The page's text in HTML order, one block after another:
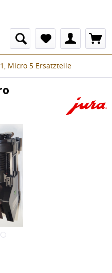
Micro 5 Ersatzteile